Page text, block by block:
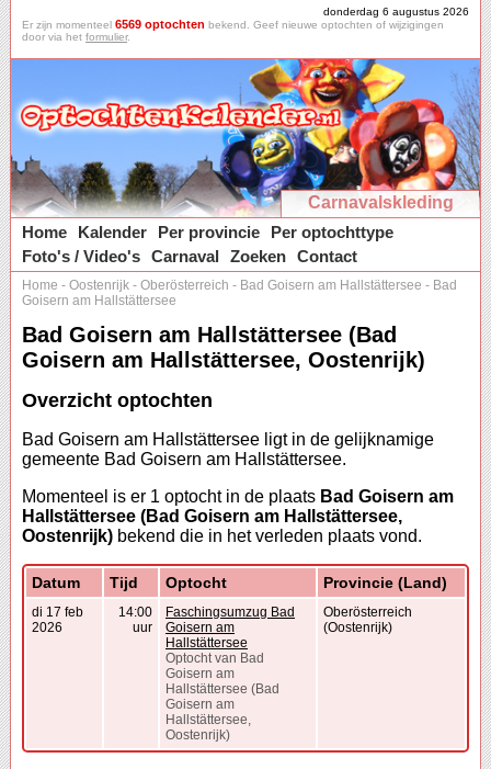
donderdag 6 augustus 2026
Er zijn momenteel 6569 optochten bekend. Geef nieuwe optochten of wijzigingen
door via het formulier.
Carnavalskleding
Home
Kalender Per provincie
Per optochttype
Foto's / Video's Carnaval Zoeken Contact
Home - Oostenrijk - Oberösterreich - Bad Goisern am Hallstättersee - Bad
Goisern am Hallstättersee
Bad Goisern am Hallstättersee (Bad
Goisern am Hallstättersee, Oostenrijk)
Overzicht optochten
Bad Goisern am Hallstättersee ligt in de gelijknamige
gemeente Bad Goisern am Hallstättersee.
Momenteel is er 1 optocht in de plaats Bad Goisern am
Hallstättersee (Bad Goisern am Hallstättersee,
Oostenrijk) bekend die in het verleden plaats vond.
Datum Tijd Optocht Provincie (Land)
di 17 feb
2026
14:00
uur
Faschingsumzug Bad
Goisern am
Hallstättersee
Optocht van Bad
Goisern am
Hallstättersee (Bad
Goisern am
Hallstättersee,
Oostenrijk)
Oberösterreich
(Oostenrijk)